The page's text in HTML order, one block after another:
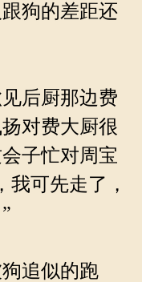
狗的差距还
后厨那边费
对费大厨很
子忙对周宝
我可先走了，
追似的跑